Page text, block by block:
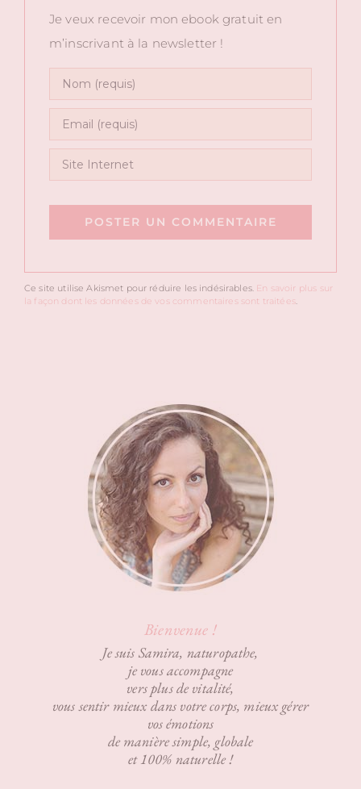
Je veux recevoir mon ebook gratuit en
m’inscrivant à la newsletter !
Ce site utilise Akismet pour réduire les indésirables. En savoir plus sur
la façon dont les données de vos commentaires sont traitées.
Bienvenue !
Je suis Samira, naturopathe,
je vous accompagne
vers plus de vitalité,
vous sentir mieux dans votre corps, mieux gérer
vos émotions
de manière simple, globale
et 100% naturelle !